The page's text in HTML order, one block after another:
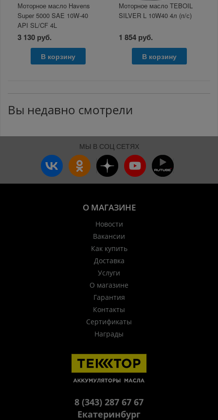
Моторное масло Havens
Super 5000 SAE 10W-40
API SL/CF 4L
3 130 руб.
В корзину
Моторное масло TEBOIL
SILVER L 10W40 4л (п/с)
1 854 руб.
В корзину
Вы недавно смотрели
МЫ В СОЦ СЕТЯХ
О МАГАЗИНЕ
Новости
Вакансии
Как купить
Доставка
Услуги
О магазине
Гарантия
Контакты
Сертификаты
Награды
8 (343) 287 67 67
Екатеринбург